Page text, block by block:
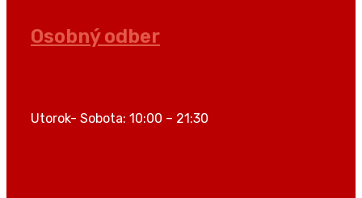
Osobný odber
Utorok- Sobota: 10:00 – 21:30